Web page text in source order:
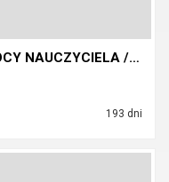
OSOBA NA STANOWISKU POMOCY NAUCZYCIELA /WOŹNEJ ODD...
193 dni